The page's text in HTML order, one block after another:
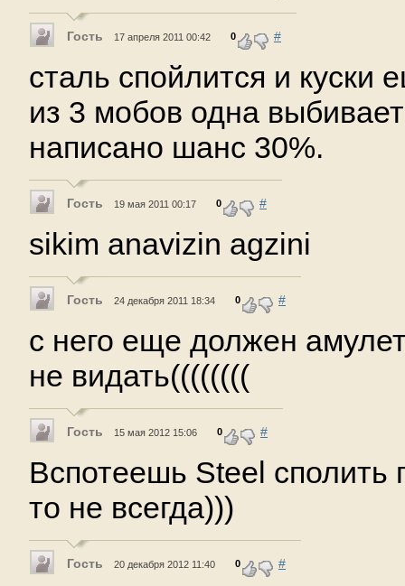
Гость 17 апреля 2011 00:42 0 #
сталь спойлится и куски
из 3 мобов одна
написано шанс 30%.
Гость 19 мая 2011 00:17 0 #
sikim anavizin agzini
Гость 24 декабря 2011 18:34 0 #
с него еще должен
не видать((((((((
Гость 15 мая 2012 15:06 0 #
Вспотеешь Steel сполить
то не всегда)))
Гость 20 декабря 2012 11:40 0 #